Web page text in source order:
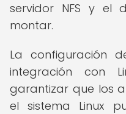
servidor NFS y el
montar.
La configuración
integración con
garantizar que los
el sistema Linux